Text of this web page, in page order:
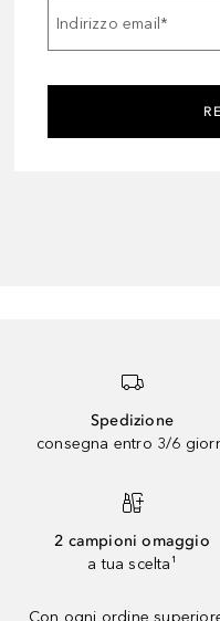
Indirizzo email*
Spedizione
consegna entro 3/6
2 campioni omaggio
a tua scelta¹
Con ogni ordine